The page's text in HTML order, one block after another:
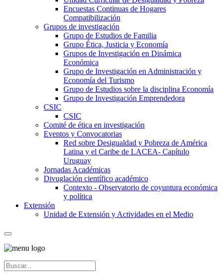
Encuestas Continuas de Hogares
Compatibilización
Grupos de investigación
Grupo de Estudios de Familia
Grupo Ética, Justicia y Economía
Grupos de Investigación en Dinámica
Económica
Grupo de Investigación en Administración y
Economía del Turismo
Grupo de Estudios sobre la disciplina Economía
Grupo de Investigación Emprendedora
CSIC
CSIC
Comité de ética en investigación
Eventos y Convocatorias
Red sobre Desigualdad y Pobreza de América
Latina y el Caribe de LACEA- Capítulo
Uruguay
Jornadas Académicas
Divuglación científico académico
Contexto - Observatorio de coyuntura económica
y política
Extensión
Unidad de Extensión y Actividades en el Medio